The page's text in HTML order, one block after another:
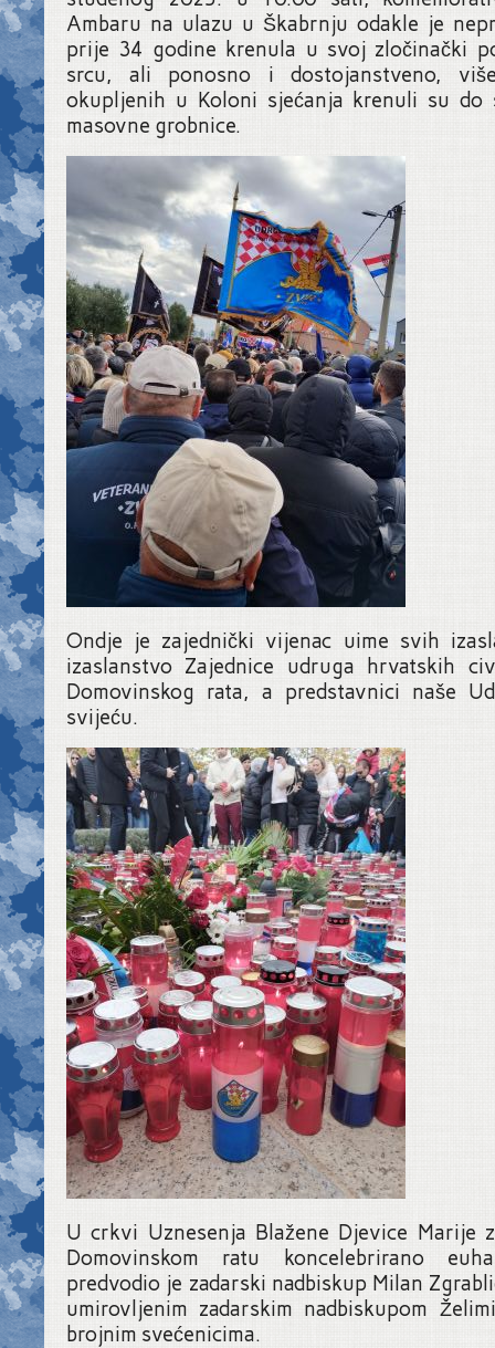
Ambaru na ulazu u Škabrnju odakle je
prije 34 godine krenula u svoj zločinački
srcu, ali ponosno i dostojanstveno,
okupljenih u Koloni sjećanja krenuli su do
masovne grobnice.
Ondje je zajednički vijenac uime svih
izaslanstvo Zajednice udruga hrvatskih
Domovinskog rata, a predstavnici naše
svijeću.
U crkvi Uznesenja Blažene Djevice Marije
Domovinskom ratu koncelebrirano
predvodio je zadarski nadbiskup Milan
umirovljenim zadarskim nadbiskupom
brojnim svećenicima.